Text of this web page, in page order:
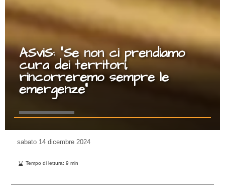
ASviS: “Se non ci prendiamo
cura dei territori,
rincorreremo sempre le
emergenze”
sabato 14 dicembre 2024
Tempo di lettura:9 min